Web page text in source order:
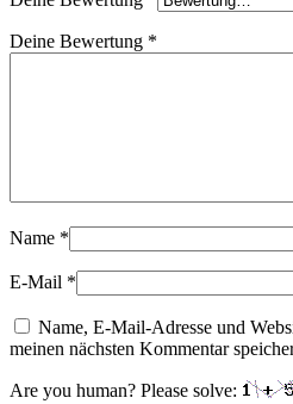
Deine Bewertung *
Name *
E-Mail *
Name, E-Mail-Adresse und
meinen nächsten Kommentar
Are you human? Please solve: